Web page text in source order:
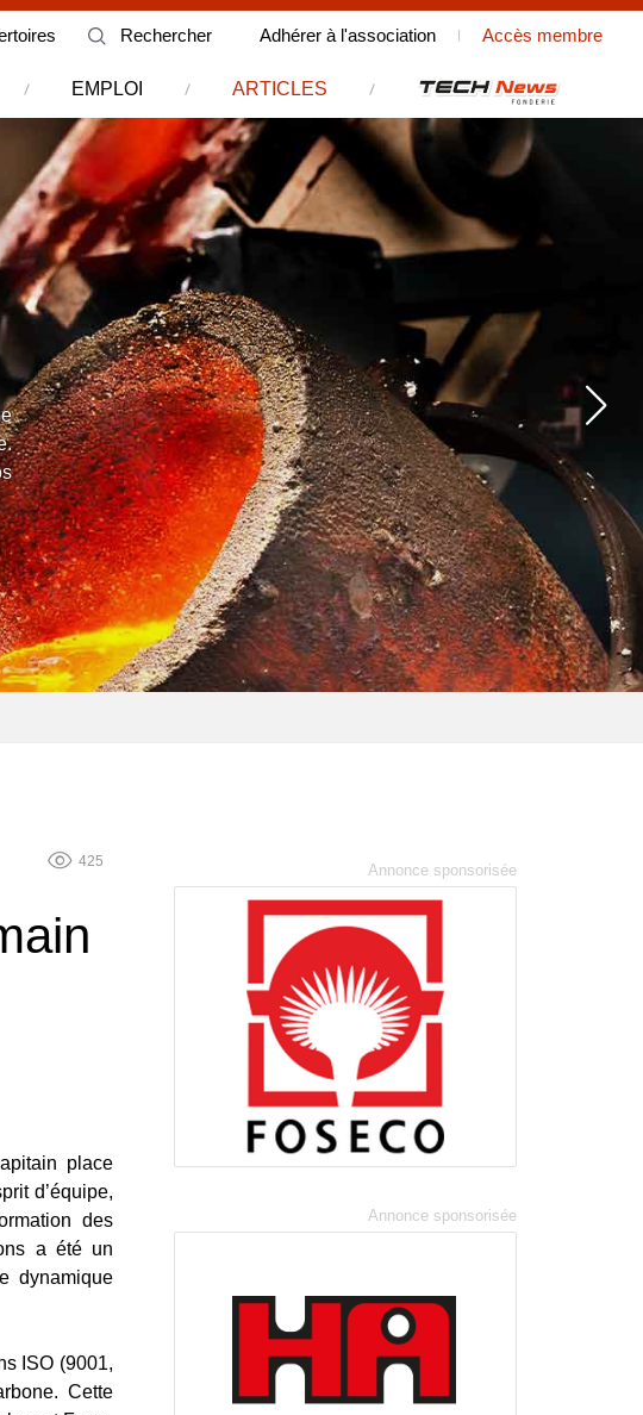
Rechercher
sur le site
Rechercher Adhérer à l'association Accès membre
EMPLOI ARTICLES
visibility 425
place
d’équipe,
des
a été un
dynamique
ISO (9001,
Cette